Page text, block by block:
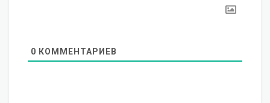
0 КОММЕНТАРИЕВ